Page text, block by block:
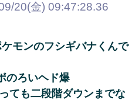
20(金) 09:47:28.36
モンのフシギバナくんで
のろいヘド爆
ても二段階ダウンまでな